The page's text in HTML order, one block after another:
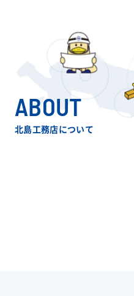
ABOUT
北島工務店について